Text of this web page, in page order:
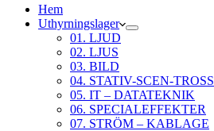
Hem
Uthyrningslager
01. LJUD
02. LJUS
03. BILD
04. STATIV-SCEN-TROSS
05. IT – DATATEKNIK
06. SPECIALEFFEKTER
07. STRÖM – KABLAGE